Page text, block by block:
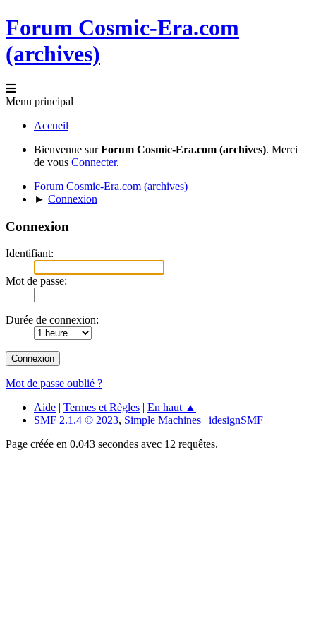
Forum Cosmic-Era.com
(archives)
Menu principal
Accueil
Bienvenue surForum Cosmic-Era.com (archives). Merci
de vous Connecter.
Forum Cosmic-Era.com (archives)
► Connexion
Connexion
Identifiant:
Mot de passe:
Durée de connexion:
Mot de passe oublié ?
Aide | Termes et Règles | En haut ▲
SMF 2.1.4 © 2023, Simple Machines | idesignSMF
Page créée en 0.043 secondes avec 12 requêtes.